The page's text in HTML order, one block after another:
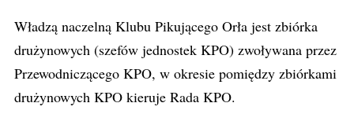
Władzą naczelną Klubu Pikującego Orła jest zbiórka
drużynowych (szefów jednostek KPO) zwoływana przez
Przewodniczącego KPO, w okresie pomiędzy zbiórkami
drużynowych KPO kieruje Rada KPO.